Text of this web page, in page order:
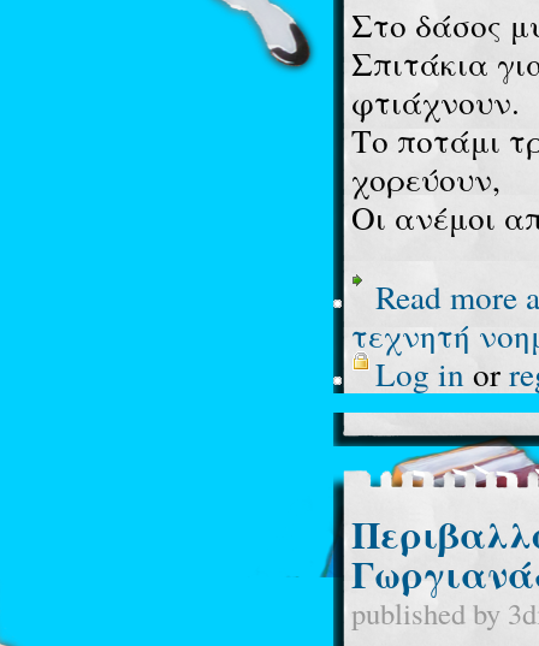
Στο δάσος
Σπιτάκια
φτιάχνουν.
Το ποτάμι
χορεύουν,
Οι ανέμοι
Read more
τεχνητή
Log inor
published by